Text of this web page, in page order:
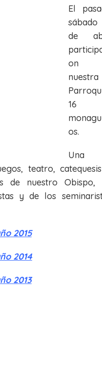
El
sábado
de
on
nuestra
16
os.
Una
teatro,
de nuestro Obispo,
y de los
2015
2014
2013